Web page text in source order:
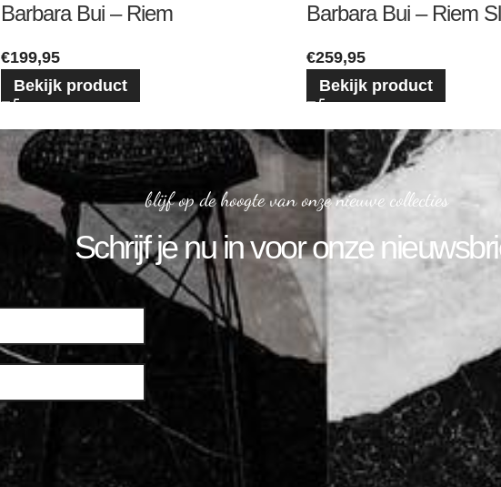
Barbara Bui – Riem
€199,95
Bekijk product
Barbara Bui – Riem
€259,95
Bekijk product
blijf op de hoogte van onze nieuwe collecties
Schrijf je nu in voor onze